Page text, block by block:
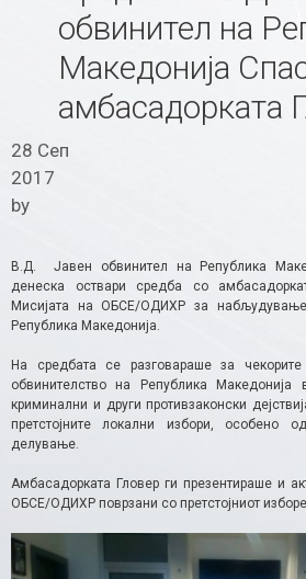
обвинител на
Македонија
амбасадорката
28 Сеп
2017
by
В.Д. Јавен обвинител на Република
денеска оствари средба со
Мисијата на ОБСЕ/ОДИХР за
Република Македонија.
На средбата се разговараше за
обвинителство на Република
криминални и други противзаконски
претстојните локални избори, особено
делување.
Амбасадорката Гловер ги презентираше и
ОБСЕ/ОДИХР поврзани со претстојниот